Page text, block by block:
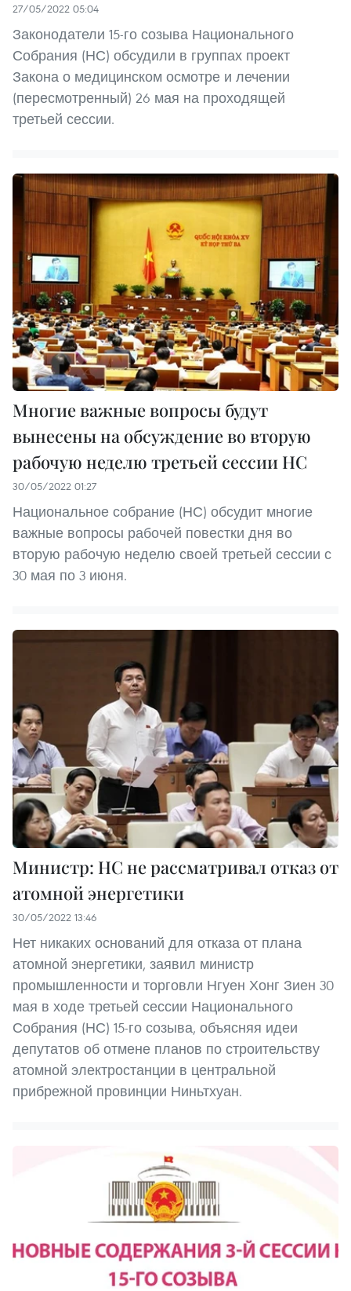
27/05/2022 05:04
Законодатели 15-го созыва Национального
Собрания (НС) обсудили в группах проект
Закона о медицинском осмотре и лечении
(пересмотренный) 26 мая на проходящей
третьей сессии.
Многие важные вопросы будут
вынесены на обсуждение во вторую
рабочую неделю третьей сессии НС
30/05/2022 01:27
Национальное собрание (НС) обсудит многие
важные вопросы рабочей повестки дня во
вторую рабочую неделю своей третьей сессии с
30 мая по 3 июня.
Министр: НС не рассматривал отказ от
атомной энергетики
30/05/2022 13:46
Нет никаких оснований для отказа от плана
атомной энергетики, заявил министр
промышленности и торговли Нгуен Хонг Зиен 30
мая в ходе третьей сессии Национального
Собрания (НС) 15-го созыва, объясняя идеи
депутатов об отмене планов по строительству
атомной электростанции в центральной
прибрежной провинции Ниньтхуан.